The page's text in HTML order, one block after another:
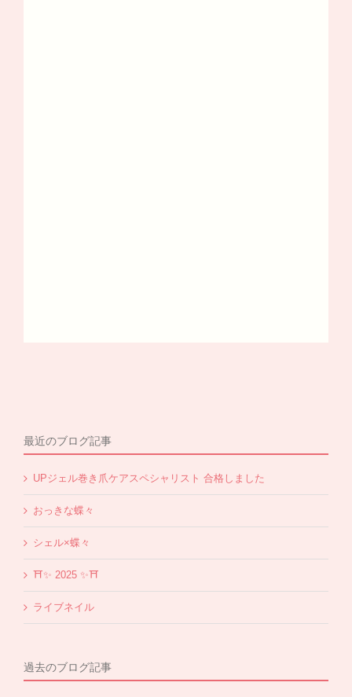
最近のブログ記事
UPジェル巻き爪ケアスペシャリスト 合格しました
おっきな蝶々
シェル×蝶々
⛩✨️ 2025 ✨️⛩
ライブネイル
過去のブログ記事